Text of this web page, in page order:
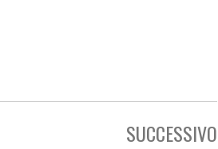
SUCCESSIVO